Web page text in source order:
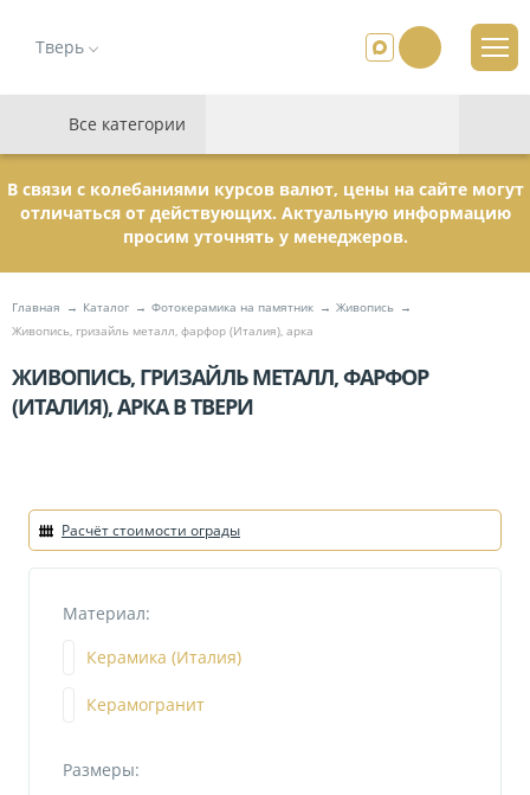
Тверь
Все категории
В связи с колебаниями курсов валют, цены на сайте могут
отличаться от действующих. Актуальную информацию
просим уточнять у менеджеров.
Главная Каталог Фотокерамика на памятник
Живопись
Живопись, гризайль металл, фарфор (Италия), арка
ЖИВОПИСЬ, ГРИЗАЙЛЬ МЕТАЛЛ, ФАРФОР
(ИТАЛИЯ), АРКА В ТВЕРИ
Расчёт стоимости ограды
Материал:
Керамика (Италия)
Керамогранит
Размеры: